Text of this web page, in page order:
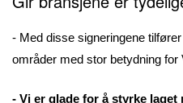
- Med disse signeringene
områder med stor betydning for
- Vi er glade for å styrke